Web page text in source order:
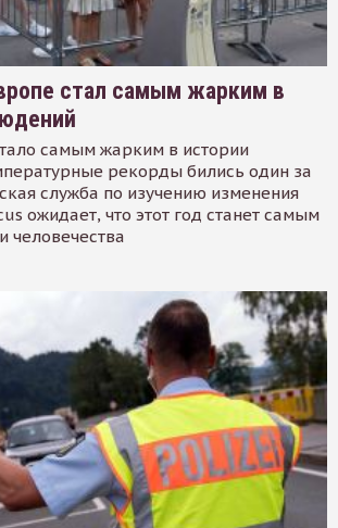
стал самым жарким в
самым жарким в истории
рекорды бились один за
служба по изучению изменения
ожидает, что этот год станет самым
человечества